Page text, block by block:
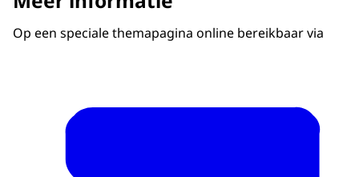
Op een speciale themapagina online bereikbaar via